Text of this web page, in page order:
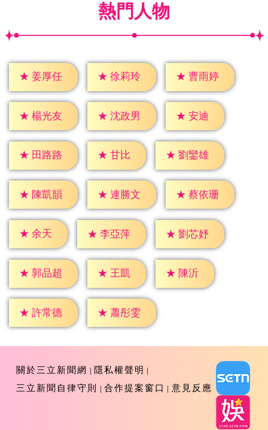
熱門人物
★ 姜厚任 ★ 徐莉玲 ★ 曹雨婷
★ 楊光友 ★ 沈政男 ★ 安迪
★ 田路路 ★ 甘比 ★ 劉鑾雄
★ 陳凱韻 ★ 連勝文 ★ 蔡依珊
★ 余天 ★ 李亞萍 ★ 劉芯妤
★ 郭品超 ★ 王凱 ★ 陳沂
★ 許常德 ★ 蕭彤雯
關於三立新聞網
隱私權聲明
三立新聞自律守則
合作提案窗口 意見反應